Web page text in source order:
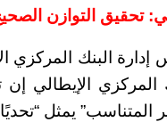
تحقيق التوازن
البنك المركزي
المركزي الإيطالي
المتناسب” يمثل